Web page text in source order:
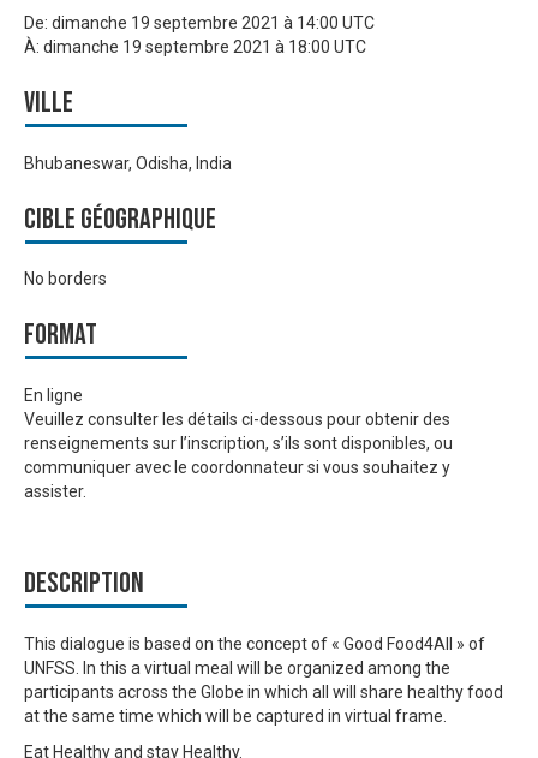
De: dimanche 19 septembre 2021 à 14:00 UTC
À: dimanche 19 septembre 2021 à 18:00 UTC
Ville
Bhubaneswar, Odisha, India
Cible géographique
No borders
Format
En ligne
Veuillez consulter les détails ci-dessous pour obtenir des
renseignements sur l’inscription, s’ils sont disponibles, ou
communiquer avec le coordonnateur si vous souhaitez y
assister.
Description
This dialogue is based on the concept of « Good Food4All » of
UNFSS. In this a virtual meal will be organized among the
participants across the Globe in which all will share healthy food
at the same time which will be captured in virtual frame.
Eat Healthy and stay Healthy.